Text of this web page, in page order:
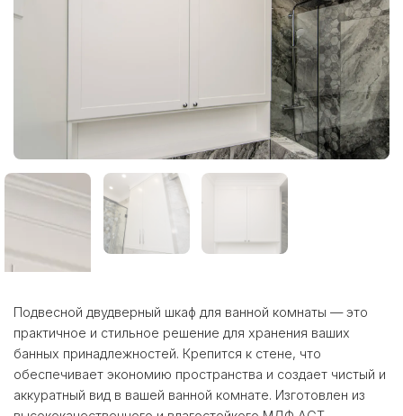
Подвесной двудверный шкаф для ванной комнаты — это
практичное и стильное решение для хранения ваших
банных принадлежностей. Крепится к стене, что
обеспечивает экономию пространства и создает чистый и
аккуратный вид в вашей ванной комнате. Изготовлен из